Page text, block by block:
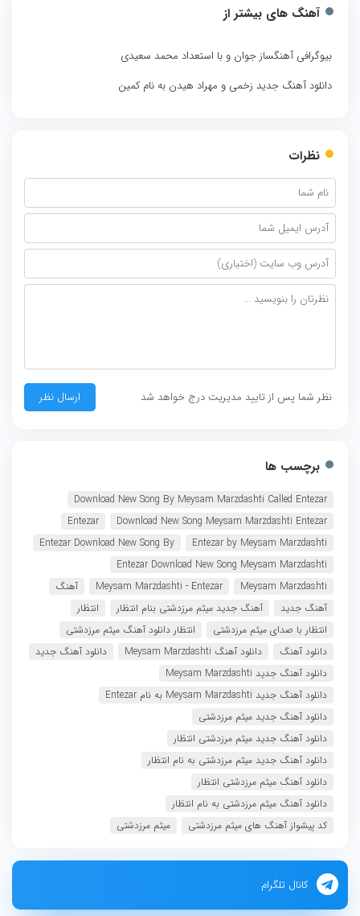
آهنگ های بیشتر از
بیوگرافی آهنگساز جوان و با استعداد محمد سعیدی
دانلود آهنگ جدید زخمی و مهراد هیدن به نام کمین
نظرات
نظر شما پس از تایید مدیریت درج خواهد شد
برچسب ها
Download New Song By Meysam Marzdashti Called Entezar
Download New Song Meysam Marzdashti Entezar
Entezar
Entezar by Meysam Marzdashti
Entezar Download New Song By
Entezar Download New Song Meysam Marzdashti
Meysam Marzdashti
Meysam Marzdashti - Entezar
آهنگ
آهنگ جدید
آهنگ جدید میثم مرزدشتی بنام انتظار
انتظار
انتظار با صدای میثم مرزدشتی
انتظار دانلود آهنگ میثم مرزدشتی
دانلود آهنگ
دانلود آهنگ Meysam Marzdashti
دانلود آهنگ جدید
دانلود آهنگ جدید Meysam Marzdashti
دانلود آهنگ جدید Meysam Marzdashti به نام Entezar
دانلود آهنگ جدید میثم مرزدشتی
دانلود آهنگ جدید میثم مرزدشتی انتظار
دانلود آهنگ جدید میثم مرزدشتی به نام انتظار
دانلود آهنگ میثم مرزدشتی انتظار
دانلود آهنگ میثم مرزدشتی به نام انتظار
کد پیشواز آهنگ های میثم مرزدشتی
میثم مرزدشتی
کانال تلگرام